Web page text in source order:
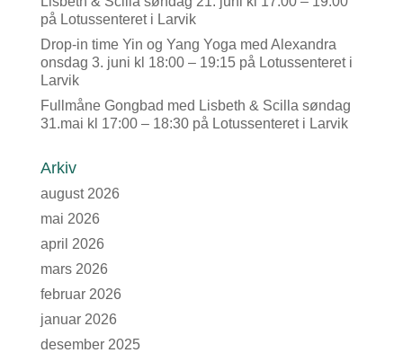
på Lotussenteret i Larvik
Drop-in time Yin og Yang Yoga med Alexandra
onsdag 3. juni kl 18:00 – 19:15 på Lotussenteret i
Larvik
Fullmåne Gongbad med Lisbeth & Scilla søndag
31.mai kl 17:00 – 18:30 på Lotussenteret i Larvik
Arkiv
august 2026
mai 2026
april 2026
mars 2026
februar 2026
januar 2026
desember 2025